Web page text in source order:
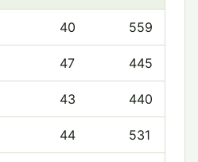
40 559
47 445
43 440
44 531